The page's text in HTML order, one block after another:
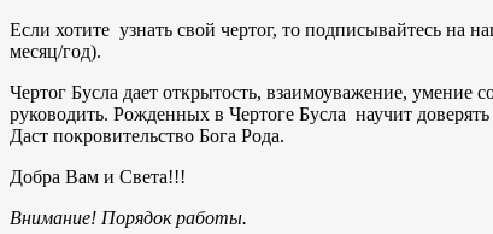
Если хотите узнать свой чертог, то подписывайтесь
месяц/год).
Чертог Бусла дает открытость, взаимоуважение, умение
руководить. Рожденных в Чертоге Бусла научит
Даст покровительство Бога Рода.
Добра Вам и Света!!!
Внимание! Порядок работы.